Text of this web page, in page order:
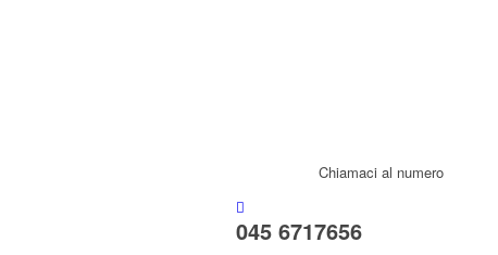
Chiamaci al numero
045 6717656